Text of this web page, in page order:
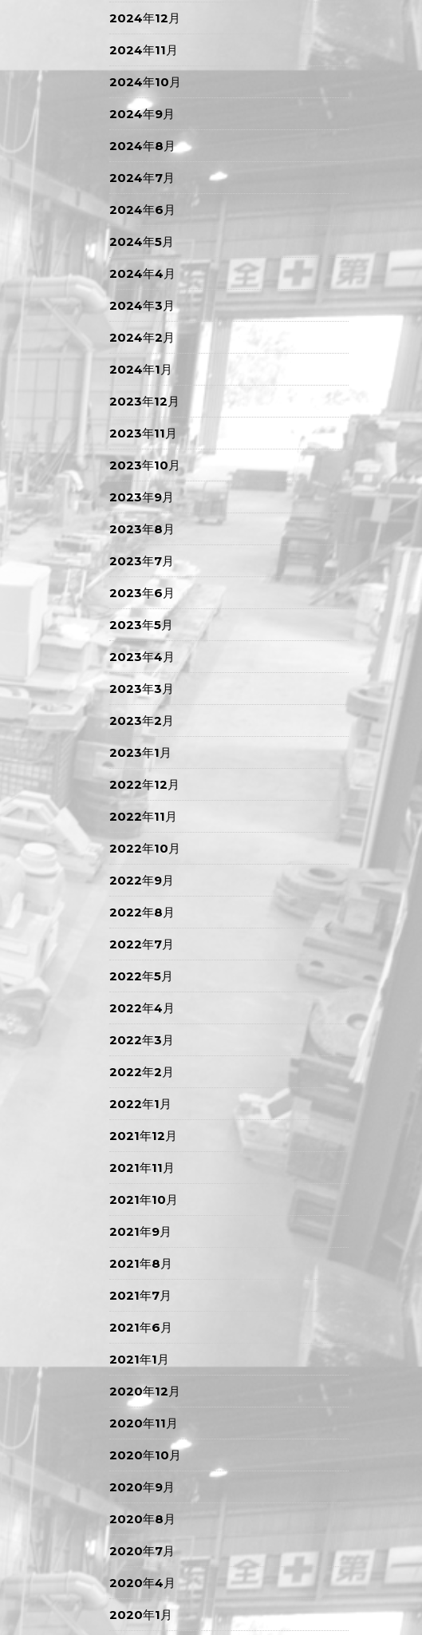
2024年12月
2024年11月
2024年10月
2024年9月
2024年8月
2024年7月
2024年6月
2024年5月
2024年4月
2024年3月
2024年2月
2024年1月
2023年12月
2023年11月
2023年10月
2023年9月
2023年8月
2023年7月
2023年6月
2023年5月
2023年4月
2023年3月
2023年2月
2023年1月
2022年12月
2022年11月
2022年10月
2022年9月
2022年8月
2022年7月
2022年5月
2022年4月
2022年3月
2022年2月
2022年1月
2021年12月
2021年11月
2021年10月
2021年9月
2021年8月
2021年7月
2021年6月
2021年1月
2020年12月
2020年11月
2020年10月
2020年9月
2020年8月
2020年7月
2020年4月
2020年1月